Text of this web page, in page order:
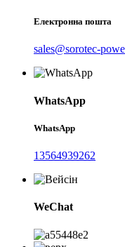
Електронна пошта
sales@sorotec-
WhatsApp
WhatsApp
13564939262
WeChat